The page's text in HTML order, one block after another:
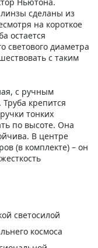
сделаны из
на короткое
остается
светового диаметра
с таким
с ручным
крепится
тонких
по высоте. Она
В центре
(в комплекте) – он
светосилой
космоса